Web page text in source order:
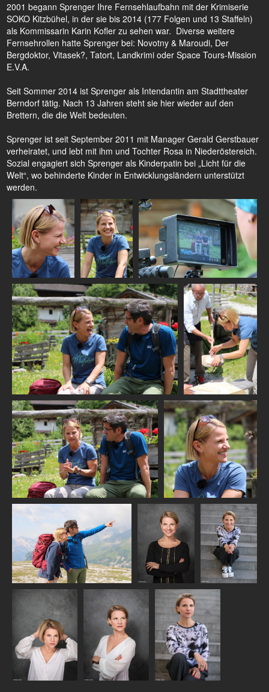
2001 begann Sprenger Ihre Fernsehlaufbahn mit der Krimiserie
SOKO Kitzbühel, in der sie bis 2014 (177 Folgen und 13 Staffeln)
als Kommissarin Karin Kofler zu sehen war. Diverse weitere
Fernsehrollen hatte Sprenger bei: Novotny & Maroudi, Der
Bergdoktor, Vitasek?, Tatort, Landkrimi oder Space Tours-Mission
E.V.A.
Seit Sommer 2014 ist Sprenger als Intendantin am Stadttheater
Berndorf tätig. Nach 13 Jahren steht sie hier wieder auf den
Brettern, die die Welt bedeuten.
Sprenger ist seit September 2011 mit Manager Gerald Gerstbauer
verheiratet, und lebt mit ihm und Tochter Rosa in Niederöstereich.
Sozial engagiert sich Sprenger als Kinderpatin bei „Licht für die
Welt“, wo behinderte Kinder in Entwicklungsländern unterstützt
werden.